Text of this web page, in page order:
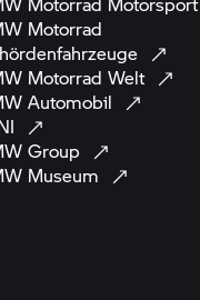
Motorrad
Motorrad Welt
Automobil
Group
Museum